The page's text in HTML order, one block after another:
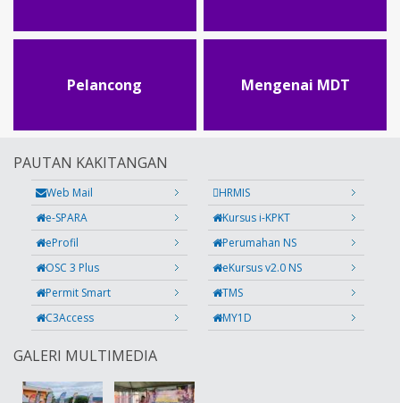
Pelancong Mengenai MDT
PAUTAN KAKITANGAN
Web Mail
HRMIS
e-SPARA
Kursus i-KPKT
eProfil
Perumahan NS
OSC 3 Plus
eKursus v2.0 NS
Permit Smart
TMS
C3Access
MY1D
GALERI MULTIMEDIA